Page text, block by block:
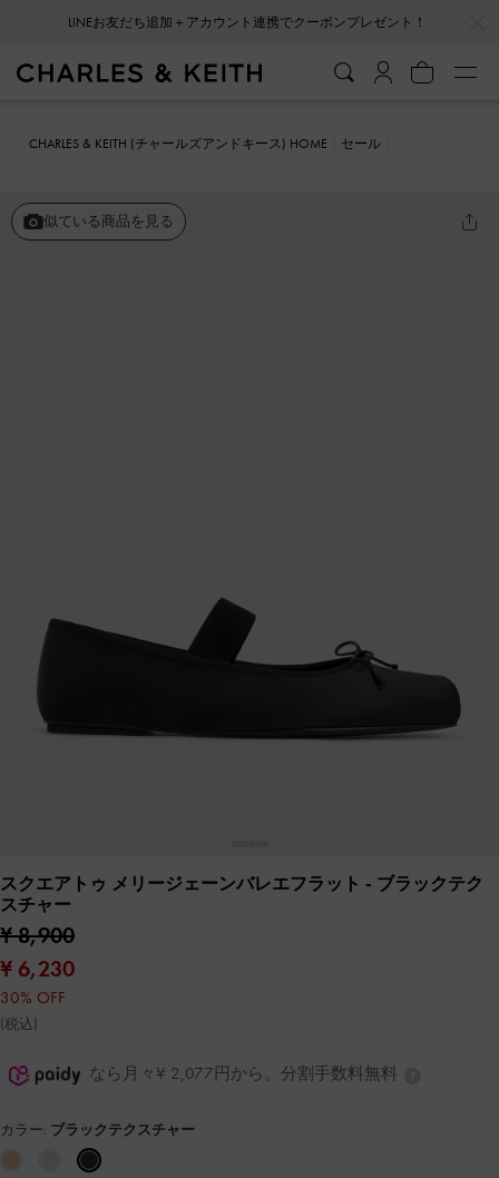
LINEお友だち追加＋アカウント連携でクーポンプレゼント！
CHARLES & KEITH (チャールズアンドキース) HOME
セール
似ている商品を見る
スクエアトゥ メリージェーンバレエフラット - ブラックテク
スチャー
¥ 8,900
¥ 6,230
30% OFF
(税込)
なら月々¥ 2,077円から。分割手数料無料
カラー: ブラックテクスチャー